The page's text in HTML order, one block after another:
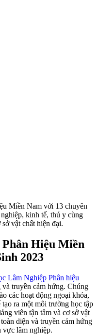
Miền Nam với 13 chuyên
kinh tế, thú y cùng
vật chất hiện đại.
Hiệu Miền
2023
Lâm Nghiệp Phân hiệu
truyền cảm hứng. Chúng
các hoạt động ngoại khóa,
ra một môi trường học tập
viên tận tâm và cơ sở vật
diện và truyền cảm hứng
vực lâm nghiệp.